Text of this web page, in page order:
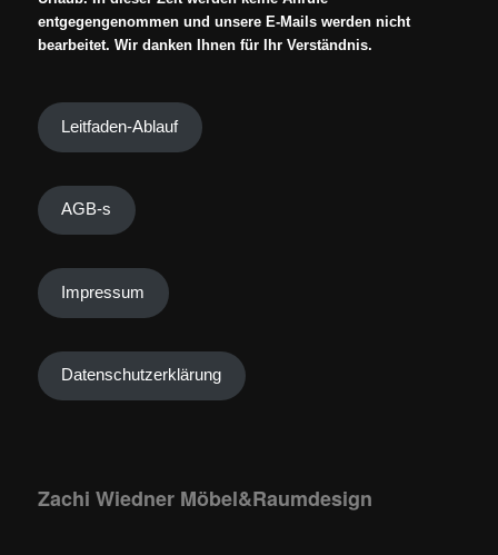
entgegengenommen und unsere E-Mails werden nicht
bearbeitet. Wir danken Ihnen für Ihr Verständnis.
Leitfaden-Ablauf
AGB-s
Impressum
Datenschutzerklärung
Zachi Wiedner Möbel&Raumdesign